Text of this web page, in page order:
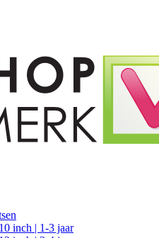
inch | 1-3 jaar